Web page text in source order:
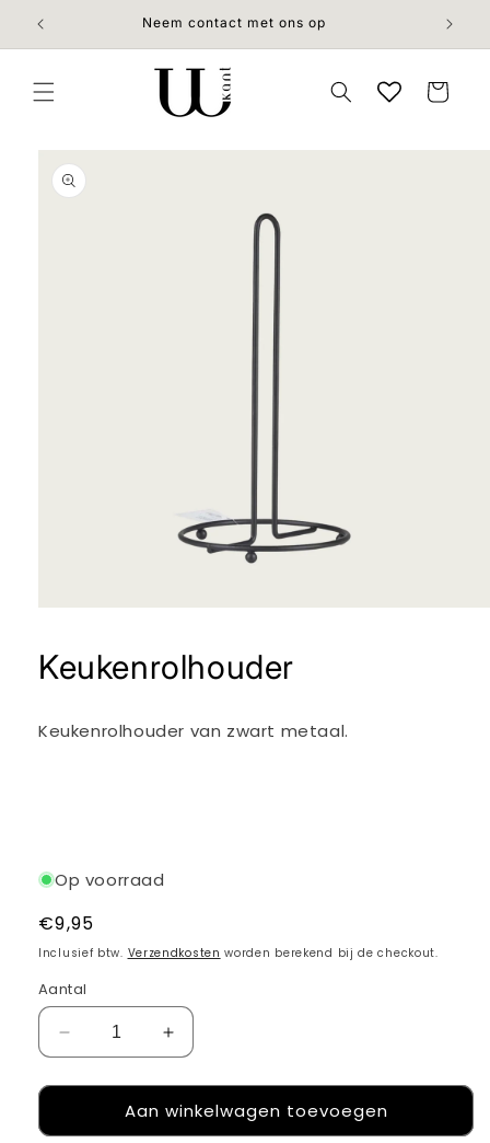
naar de
content
Neem contact met ons op
Winkelwagen
direct naar
in
modaal
Keukenrolhouder
Keukenrolhouder van zwart metaal.
Op voorraad
Normale
prijs
€9,95
Inclusief btw. Verzendkosten worden berekend bij de checkout.
Aantal
Aantal
verlagen
voor
Keukenrolhouder
Aantal
verhogen
voor
Keukenrolhouder
Aan winkelwagen toevoegen